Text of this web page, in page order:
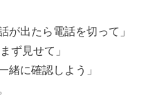
が出たら電話を切って」
ず見せて」
緒に確認しよう」